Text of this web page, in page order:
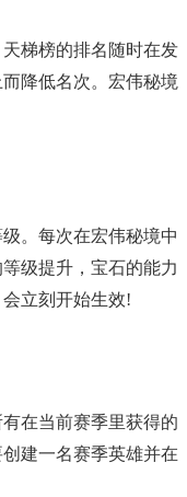
梯榜的排名随时在发
降低名次。宏伟秘境
。每次在宏伟秘境中
级提升，宝石的能力
立刻开始生效!
在当前赛季里获得的
建一名赛季英雄并在